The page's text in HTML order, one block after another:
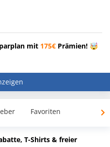
mit 175€ Prämien! 🤯
Favoriten
T-Shirts & freier